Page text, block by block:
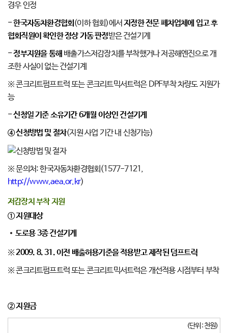
경우 인정
- 한국자동차환경협회 (이하 협회)에서 지정한 전문 폐차업체에 입고 후
협회직원이 확인한 정상 가동 판정받은 건설기계
- 정부지원을 통해 배출가스저감장치를 부착했거나 저공해엔진으로 개
조한 사실이 없는 건설기계
※ 콘크리트펌프트럭 또는 콘크리트믹서트럭은 DPF부착 차량도 지원가
능
- 신청일 기준 소유기간 6개월 이상인 건설기계
④ 신청방법 및 절차(지원 사업 기간 내 신청가능)
※ 문의처: 한국자동차환경협회(1577-7121,
http://www.aea.or.kr)
저감장치 부착 지원
①지원대상
도로용3종 건설기계
※2009. 8. 31.이전 배출허용기준을 적용받고 제작된 덤프트럭
※ 콘크리트펌프트럭 또는 콘크리트믹서트럭은 개선적용 시점부터 부착
②지원금
(단위 : 천원)